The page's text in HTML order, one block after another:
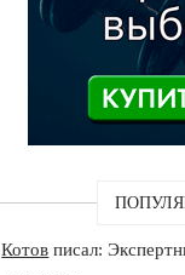
Котов писал: